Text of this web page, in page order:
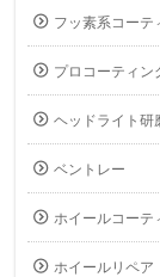
フッ素系コーテ
プロコーティン
ヘッドライト研
ベントレー
ホイールコーテ
ホイールリペア